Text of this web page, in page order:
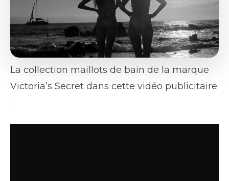
La collection maillots de bain de la marque
Victoria’s Secret dans cette vidéo publicitaire
: